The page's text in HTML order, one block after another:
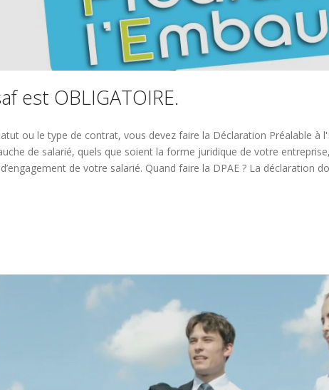
est OBLIGATOIRE.
ou le type de contrat, vous devez faire la Déclaration Préalable à
de salarié, quels que soient la forme juridique de votre
de votre salarié. Quand faire la DPAE ? La déclaration